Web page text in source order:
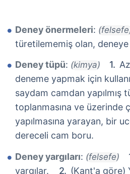
Deney önermeleri:
türetilememiş olan,
Deney tüpü: (kimya)
deneme yapmak için
saydam camdan yapılmış
toplanmasına ve üzerinde
yapılmasına yarayan, bir
dereceli cam boru.
Deney yargıları: (felsefe)
yargılar.
(Kant'a göre)